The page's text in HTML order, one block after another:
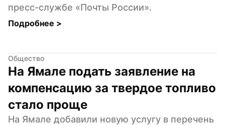
пресс-службе «Почты России».
Подробнее >
Общество
На Ямале подать заявление на
компенсацию за твердое топливо
стало проще
На Ямале добавили новую услугу в перечень